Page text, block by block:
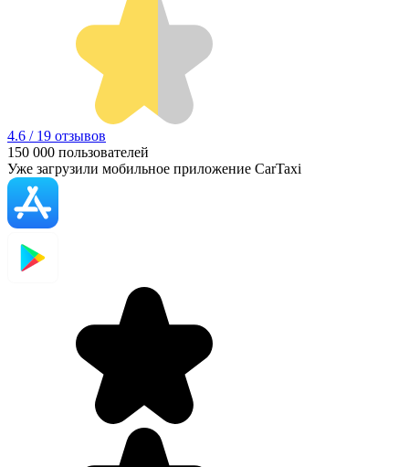
4.6 / 19 отзывов
150 000 пользователей
Уже загрузили мобильное приложение CarTaxi